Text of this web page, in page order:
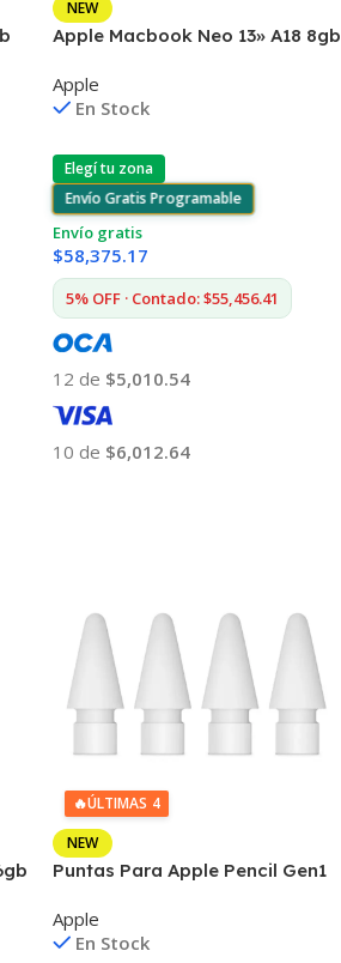
NEW
Apple Macbook Neo 13» A18 8gb
Apple
En Stock
Elegí tu zona
Envío Gratis Programable
Envío gratis
$58,375.17
5% OFF · Contado: $55,456.41
12 de $5,010.54
10 de $6,012.64
🔥ÚLTIMAS 4
NEW
Puntas Para Apple Pencil Gen1
Apple
En Stock